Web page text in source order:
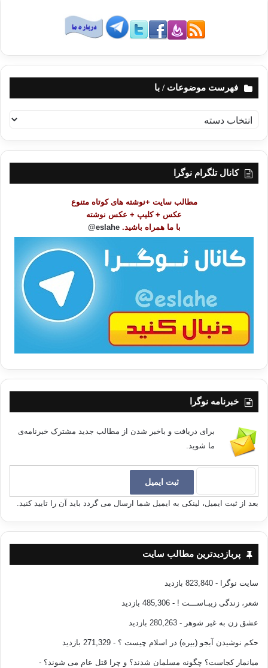
فهرست موضوعات / با
ه
ر
کانال تلگرام نوگرا
مطالب سایت +نوشته های کوتاه متنوع
عکس + کلیپ + عکس نوشته
با ما همراه باشید. eslahe@
خبرنامه نوگرا
برای دریافت و باخبر شدن از مطالب جدید مشترک خبرنامه‌ی
ما شوید.
بعد از ثبت ایمیل، لینکی به ایمیل شما ارسال می گردد باید آن را تایید کنید.
پربازدیدترین مطالب سایت
سایت نوگرا - 823,840 بازدید
شعر، زندگی زیبـاســـت ! - 485,306 بازدید
عشق زن به غیر شوهر - 280,263 بازدید
حکم نوشیدن آبجو (بیره) در اسلام چیست ؟ - 271,329 بازدید
میانمار کجاست؟ چگونه مسلمان شدند؟ و چرا قتل عام می شوند؟ -